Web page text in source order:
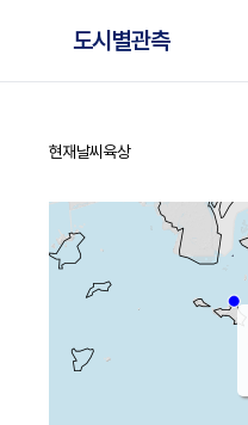
도시별관측
홈
현재날씨 육상